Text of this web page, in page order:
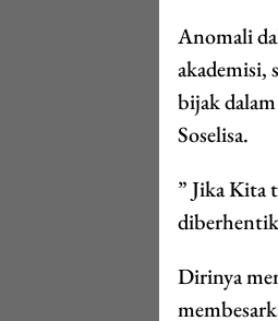
Anomali
akademisi,
bijak
Soselisa.
” Jika Kita
Dirinya